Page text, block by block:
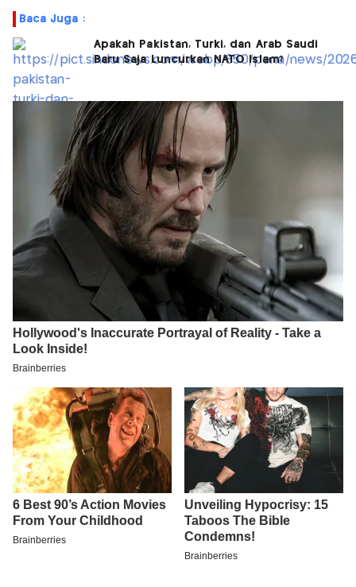
Baca Juga :
Apakah Pakistan, Turki, dan Arab Saudi
Baru Saja Luncurkan NATO Islam?